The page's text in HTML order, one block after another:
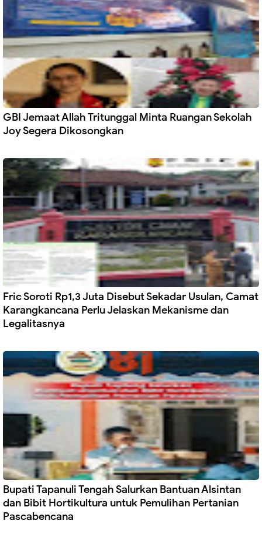
GBI Jemaat Allah Tritunggal Minta Ruangan Sekolah
Joy Segera Dikosongkan
Fric Soroti Rp1,3 Juta Disebut Sekadar Usulan, Camat
Karangkancana Perlu Jelaskan Mekanisme dan
Legalitasnya
Bupati Tapanuli Tengah Salurkan Bantuan Alsintan
dan Bibit Hortikultura untuk Pemulihan Pertanian
Pascabencana